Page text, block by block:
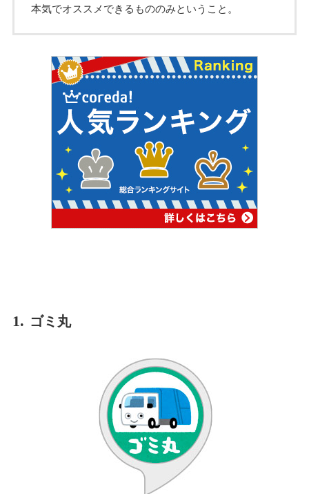
本気でオススメできるもののみということ。
1. ゴミ丸